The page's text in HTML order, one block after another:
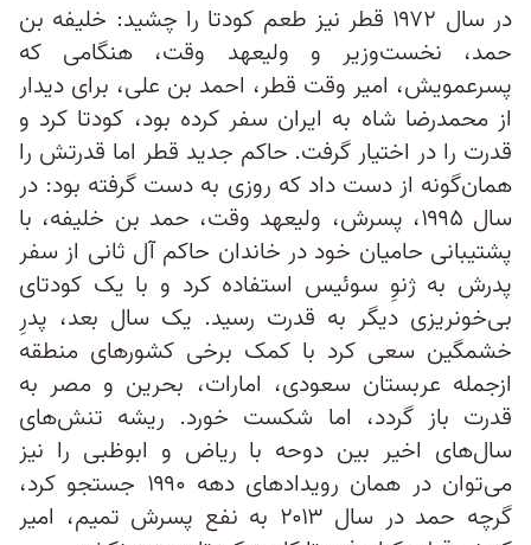
در سال ۱۹۷۲ قطر نیز طعم کودتا را چشید: خلیفه بن
حمد، نخست‌وزیر و ولیعهد وقت، هنگامی که
پسرعمویش، امیر وقت قطر، احمد بن علی، برای دیدار
از محمدرضا شاه به ایران سفر کرده بود، کودتا کرد و
قدرت را در اختیار گرفت. حاکم جدید قطر اما قدرتش را
همان‌گونه از دست داد که روزی به دست گرفته بود: در
سال ۱۹۹۵، پسرش، ولیعهد وقت، حمد بن خلیفه، با
پشتیبانی حامیان خود در خاندان حاکم آل ثانی از سفر
پدرش به ژنوِ سوئیس استفاده کرد و با یک کودتای
بی‌خونریزی دیگر به قدرت رسید. یک سال بعد، پدرِ
خشمگین سعی کرد با کمک برخی کشورهای منطقه
ازجمله عربستان سعودی، امارات، بحرین و مصر به
قدرت باز گردد، اما شکست خورد. ریشه تنش‌های
سال‌های اخیر بین دوحه با ریاض و ابوظبی را نیز
می‌توان در همان رویدادهای دهه ۱۹۹۰ جستجو کرد،
گرچه حمد در سال ۲۰۱۳ به نفع پسرش تمیم، امیر